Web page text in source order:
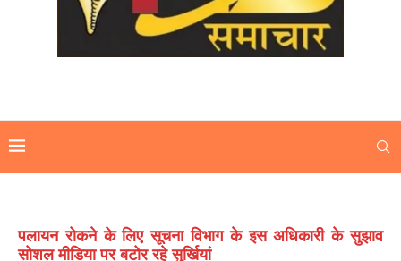
पलायन रोकने के लिए सूचना विभाग के इस अधिकारी के सुझाव
सोशल मीडिया पर बटोर रहे सुर्खियां